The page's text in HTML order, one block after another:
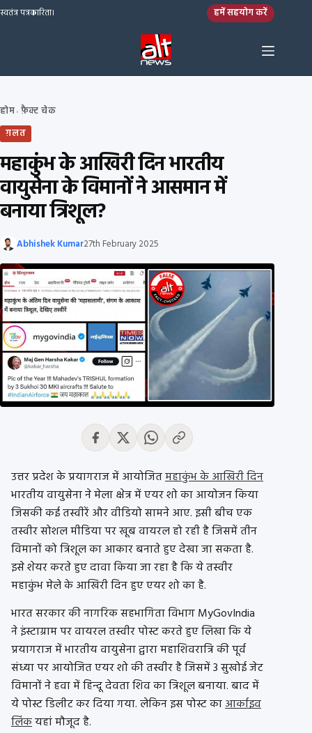
Skip to content
स्वतंत्र पत्रकारिता। हमें सहयोग करें
होम› फ़ैक्ट चेक
ग़लत
महाकुंभ के आखिरी दिन भारतीय
वायुसेना के विमानों ने आसमान में
बनाया त्रिशूल?
Abhishek Kumar27th February 2025
उत्तर प्रदेश के प्रयागराज में आयोजितमहाकुंभ के आखिरी दिन
भारतीय वायुसेना ने मेला क्षेत्र में एयर शो का आयोजन किया
जिसकी कई तस्वीरें और वीडियो सामने आए. इसी बीच एक
तस्वीर सोशल मीडिया पर खूब वायरल हो रही है जिसमें तीन
विमानों को त्रिशूल का आकार बनाते हुए देखा जा सकता है.
इसे शेयर करते हुए दावा किया जा रहा है कि ये तस्वीर
महाकुंभ मेले के आखिरी दिन हुए एयर शो का है.
भारत सरकार की नागरिक सहभागिता विभाग MyGovIndia
ने इंस्टाग्राम पर वायरल तस्वीर पोस्ट करते हुए लिखा कि ये
प्रयागराज में भारतीय वायुसेना द्वारा महाशिवरात्रि की पूर्व
संध्या पर आयोजित एयर शो की तस्वीर है जिसमें 3 सुखोई जेट
विमानों ने हवा में हिन्दू देवता शिव का त्रिशूल बनाया. बाद में
ये पोस्ट डिलीट कर दिया गया. लेकिन इस पोस्ट काआर्काइव
लिंकयहां मौजूद है.